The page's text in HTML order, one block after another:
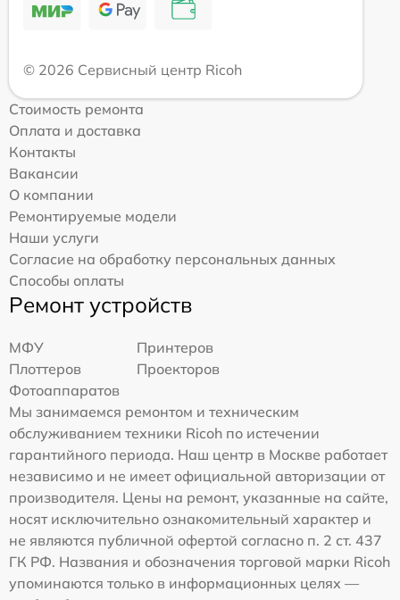
© 2026 Сервисный центр Ricoh
Стоимость ремонта
Оплата и доставка
Контакты
Вакансии
О компании
Ремонтируемые модели
Наши услуги
Согласие на обработку персональных данных
Способы оплаты
Ремонт устройств
МФУ
Принтеров
Плоттеров
Проекторов
Фотоаппаратов
Мы занимаемся ремонтом и техническим
обслуживанием техники Ricoh по истечении
гарантийного периода. Наш центр в Москве работает
независимо и не имеет официальной авторизации от
производителя. Цены на ремонт, указанные на сайте,
носят исключительно ознакомительный характер и
не являются публичной офертой согласно п. 2 ст. 437
ГК РФ. Названия и обозначения торговой марки Ricoh
упоминаются только в информационных целях —